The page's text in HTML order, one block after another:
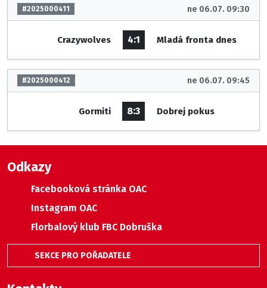
#2025000411 ne 06.07. 09:30
Crazywolves 4:1 Mladá fronta dnes
#2025000412 ne 06.07. 09:45
Gormiti 8:3 Dobrej pokus
Odkazy
Facebooková stránka OAC
Instagram OAC
Florbalový klub FBC Dobruška
SEKCE PRO POŘADATELE